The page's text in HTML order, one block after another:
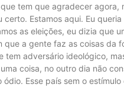
tem que agradecer
certo. Estamos aqui. Eu
as eleições, eu dizia que
a gente faz as coisas da
adversário ideológico,
coisa, no outro dia não
Esse país sem o